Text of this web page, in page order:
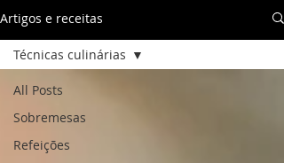
Artigos e receitas
All Posts
Sobremesas
Refeições
Técnicas culinárias